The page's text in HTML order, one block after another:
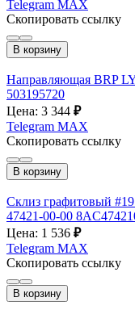
Telegram MAX
Скопировать ссылку
В корзину
Направляющая BRP
503195720
Цена: 3 344 ₽
Telegram MAX
Скопировать ссылку
В корзину
Склиз графитовый
47421-00-00
Цена: 1 536 ₽
Telegram MAX
Скопировать ссылку
В корзину